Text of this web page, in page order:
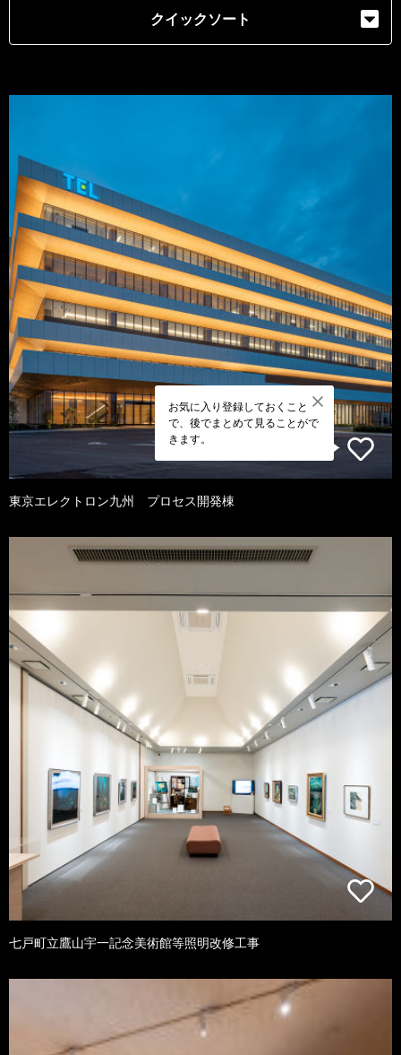
クイックソート
お気に入り登録しておくこと
で、後でまとめて見ることがで
きます。
東京エレクトロン九州 プロセス開発棟
七戸町立鷹山宇一記念美術館等照明改修工事